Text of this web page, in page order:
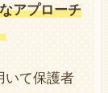
アプローチ
いて保護者